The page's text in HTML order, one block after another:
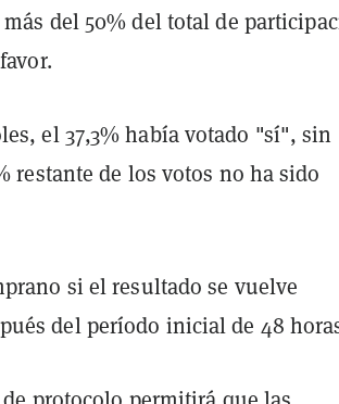
del 50% del total de
el 37,3% había votado "sí", sin
restante de los votos no ha sido
si el resultado se vuelve
del período inicial de 48